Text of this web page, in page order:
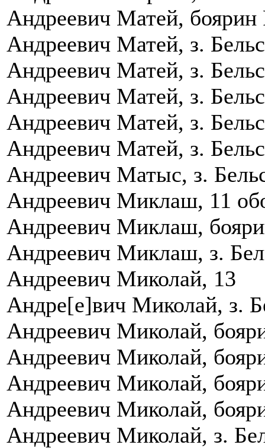
Андреевич Матей, боярин
Андреевич Матей, з.
Андреевич Матей, з.
Андреевич Матей, з.
Андреевич Матей, з.
Андреевич Матей, з.
Андреевич Матыс, з.
Андреевич Миклаш, 11
Андреевич Миклаш,
Андреевич Миклаш, з.
Андреевич Миколай, 13
Андре[е]вич Миколай, з.
Андреевич Миколай,
Андреевич Миколай,
Андреевич Миколай,
Андреевич Миколай,
Андреевич Миколай, з.